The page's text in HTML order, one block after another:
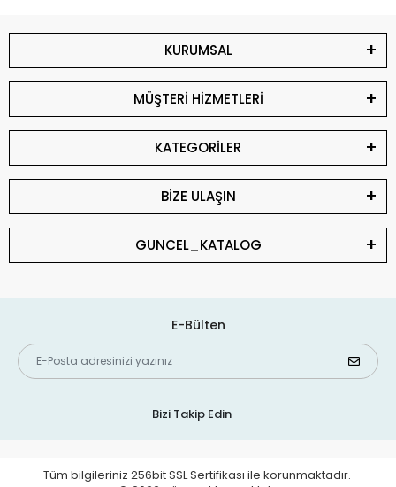
KURUMSAL
MÜŞTERİ HİZMETLERİ
KATEGORİLER
BİZE ULAŞIN
GUNCEL_KATALOG
E-Bülten
Bizi Takip Edin
Tüm bilgileriniz 256bit SSL Sertifikası ile korunmaktadır.